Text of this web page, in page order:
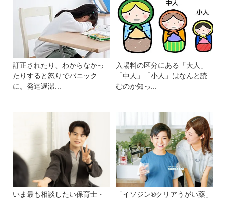
訂正されたり、わからなかっ
たりすると怒りでパニック
に。発達遅滞...
入場料の区分にある「大人」
「中人」「小人」はなんと読
むのか知っ...
いま最も相談したい保育士・
「イソジン®クリアうがい薬」